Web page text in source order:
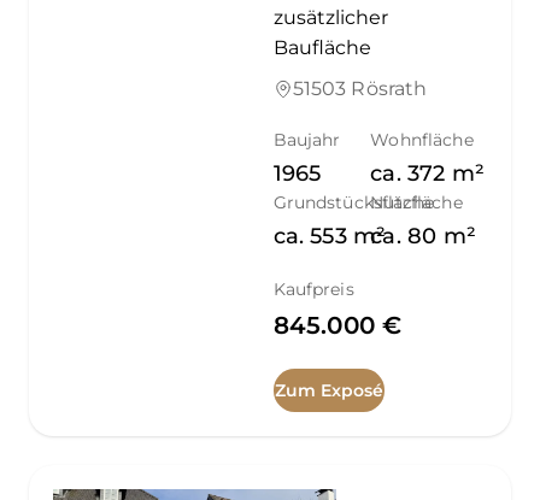
zusätzlicher
Baufläche
51503 Rösrath
Baujahr
1965
Wohnfläche
ca. 372 m²
Grundstücksfläche
ca. 553 m²
Nutzfläche
ca. 80 m²
Kaufpreis
845.000 €
Zum Exposé